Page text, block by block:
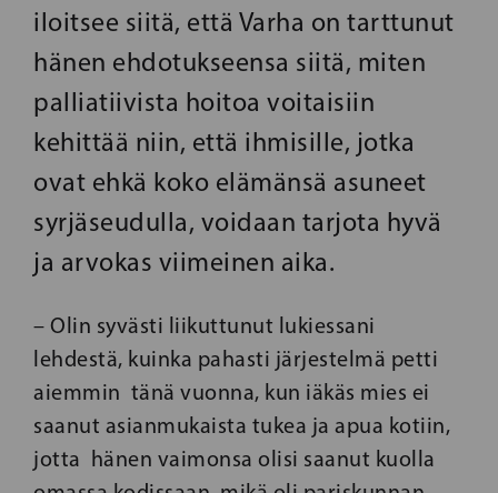
iloitsee siitä, että Varha on tarttunut
hänen ehdotukseensa siitä, miten
palliatiivista hoitoa voitaisiin
kehittää niin, että ihmisille, jotka
ovat ehkä koko elämänsä asuneet
syrjäseudulla, voidaan tarjota hyvä
ja arvokas viimeinen aika.
– Olin syvästi liikuttunut lukiessani
lehdestä, kuinka pahasti järjestelmä petti
aiemmin tänä vuonna, kun iäkäs mies ei
saanut asianmukaista tukea ja apua kotiin,
jotta hänen vaimonsa olisi saanut kuolla